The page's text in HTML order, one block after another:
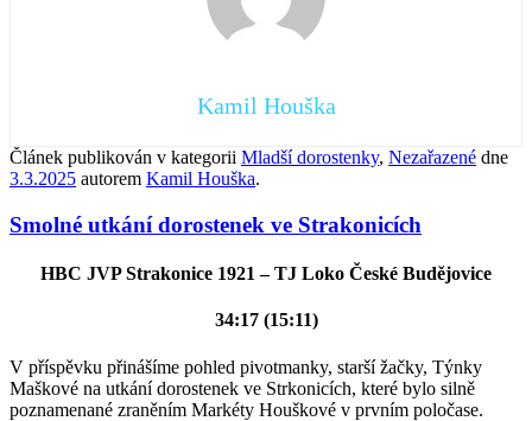
Kamil Houška
Článek publikován v kategorii Mladší dorostenky, Nezařazené dne
3.3.2025 autorem Kamil Houška.
Smolné utkání dorostenek ve Strakonicích
HBC JVP Strakonice 1921 – TJ Loko České Budějovice
34:17 (15:11)
V příspěvku přinášíme pohled pivotmanky, starší žačky, Týnky
Maškové na utkání dorostenek ve Strkonicích, které bylo silně
poznamenané zraněním Markéty Houškové v prvním poločase.